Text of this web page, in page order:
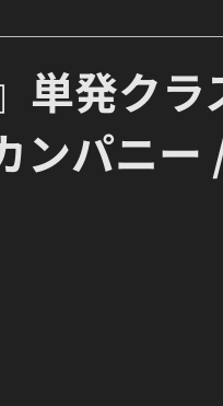
オーディション対策
単発クラ
ンパニー